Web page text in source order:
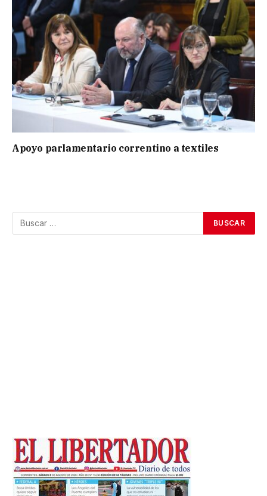
Apoyo parlamentario correntino a textiles